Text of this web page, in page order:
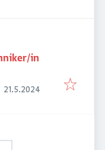
in
Veröffentlicht
21.5.2024